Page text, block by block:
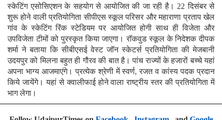
स्केटिंग एसोसिएशन के सहयोग से आयोजित की जा रही है। 22 दिसंबर से
शुरू होने वाली प्रतियोगिता सीपीएस स्कूल परिसर और महाराणा प्रताप खेल
गांव के स्केटिंग रिंक स्टेडियम पर आयोजित होगी साथ ही विजेता और
उपविजेता टीमों को पुरस्कृत किया जाएगा। रॉकवुड स्कूल के निदेशक दीपक
शर्मा ने बताया कि सीबीएसई वेस्ट जॉन स्केटर्स प्रतियोगिता की मेजबानी
उदयपुर को मिलना बहुत ही गौरव की बात है। पांच राज्यों के हजारों बच्चे यहां
अपना भाग्य आजमाएंगे। प्रत्येक श्रेणी में स्वर्ण, रजत व कांस्य पदक प्रदान
किये जायेंगे। यहां से क्वालीफाई होने वाला राष्ट्रीय स्तर की प्रतियोगिता में
भाग लेगा।